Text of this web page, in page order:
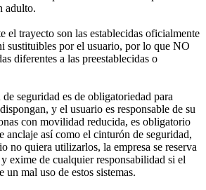
adulto.
el trayecto son las establecidas oficialmente
sustituibles por el usuario, por lo que NO
diferentes a las preestablecidas o
seguridad es de obligatoriedad para
y el usuario es responsable de su
con movilidad reducida, es obligatorio
anclaje así como el cinturón de seguridad,
no quiera utilizarlos, la empresa se reserva
exime de cualquier responsabilidad si el
un mal uso de estos sistemas.